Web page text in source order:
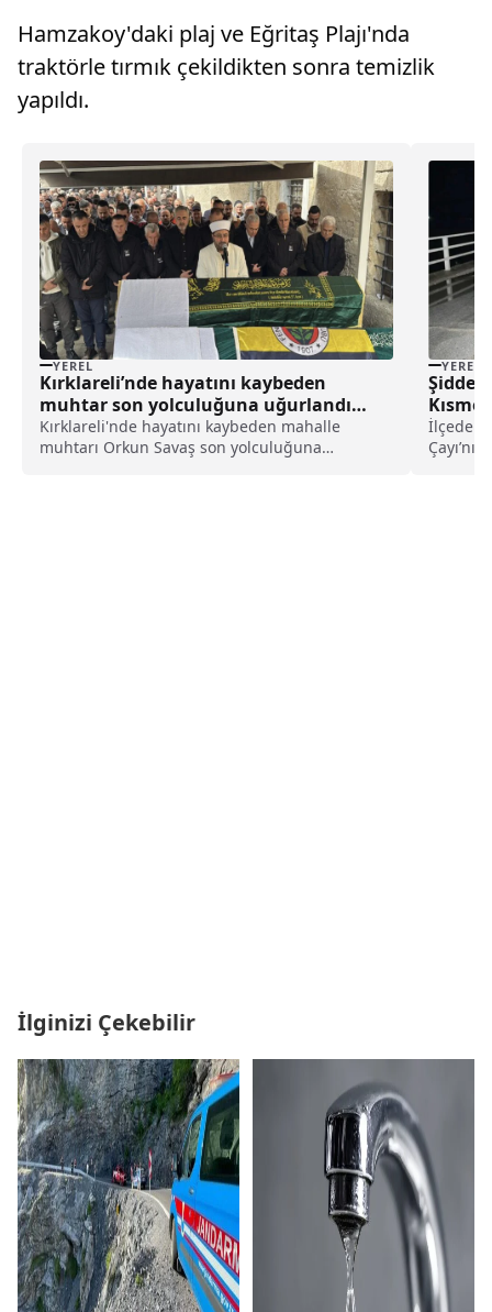
Hamzakoy'daki plaj ve Eğritaş Plajı'nda
traktörle tırmık çekildikten sonra temizlik
yapıldı.
YEREL
Kırklareli’nde hayatını kaybeden
muhtar son yolculuğuna uğurlandı
haberi
Kırklareli'nde hayatını kaybeden mahalle
muhtarı Orkun Savaş son yolculuğuna
YEREL
İlçedeki
İlginizi Çekebilir